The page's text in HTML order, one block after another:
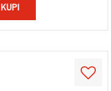
KUPI